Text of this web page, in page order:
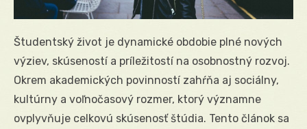
Študentský život je dynamické obdobie plné nových
výziev, skúseností a príležitostí na osobnostný rozvoj.
Okrem akademických povinností zahŕňa aj sociálny,
kultúrny a voľnočasový rozmer, ktorý významne
ovplyvňuje celkovú skúsenosť štúdia. Tento článok sa